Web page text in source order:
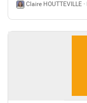
Claire HOUTTEVILLE ·